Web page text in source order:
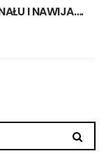
I NAWIJA….